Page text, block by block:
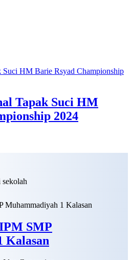
Tapak Suci HM
2024
SMP
Kalasan